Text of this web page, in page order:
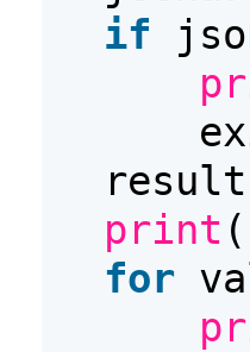
if
result
print
for